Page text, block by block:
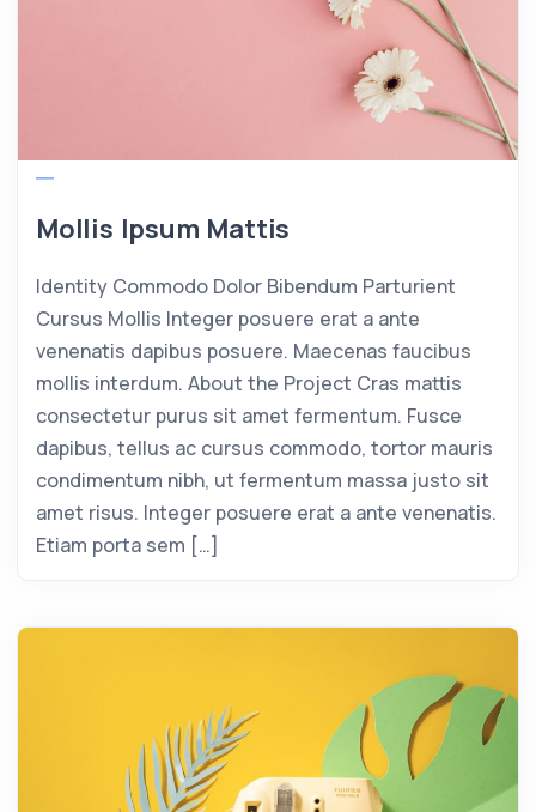
Mollis Ipsum Mattis
Identity Commodo Dolor Bibendum Parturient
Cursus Mollis Integer posuere erat a ante
venenatis dapibus posuere. Maecenas faucibus
mollis interdum. About the Project Cras mattis
consectetur purus sit amet fermentum. Fusce
dapibus, tellus ac cursus commodo, tortor mauris
condimentum nibh, ut fermentum massa justo sit
amet risus. Integer posuere erat a ante venenatis.
Etiam porta sem […]